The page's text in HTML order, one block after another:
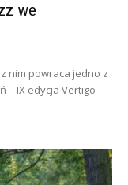
we
nim powraca jedno z
– IX edycja Vertigo